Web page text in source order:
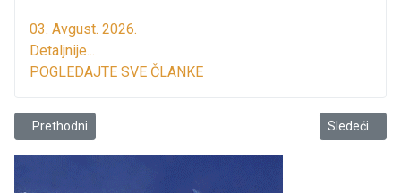
03. Avgust. 2026.
Detaljnije...
POGLEDAJTE SVE ČLANKE
Prethodni članak: Barski kalendar & arhiva MCP
Prethodni Sledeći
Sledeći